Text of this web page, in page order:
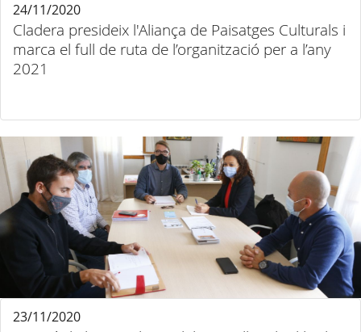
Cladera presideix l'Aliança de Paisatges Culturals i
marca el full de ruta de l’organització per a l’any
2021
24/11/2020
23/11/2020